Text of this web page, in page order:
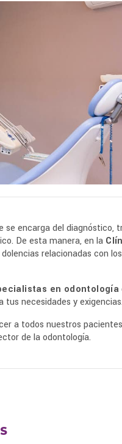
se encarga del diagnóstico,
De esta manera, en la
relacionadas con
en odontología
necesidades y exigencias.
a todos nuestros
de la odontología.